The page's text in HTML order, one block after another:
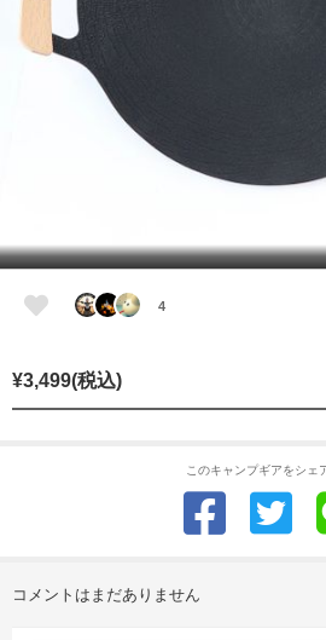
4
¥3,499(税込)
このキャンプギアをシェ
コメントはまだありません